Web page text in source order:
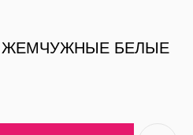
ЖЕМЧУЖНЫЕ БЕЛЫЕ